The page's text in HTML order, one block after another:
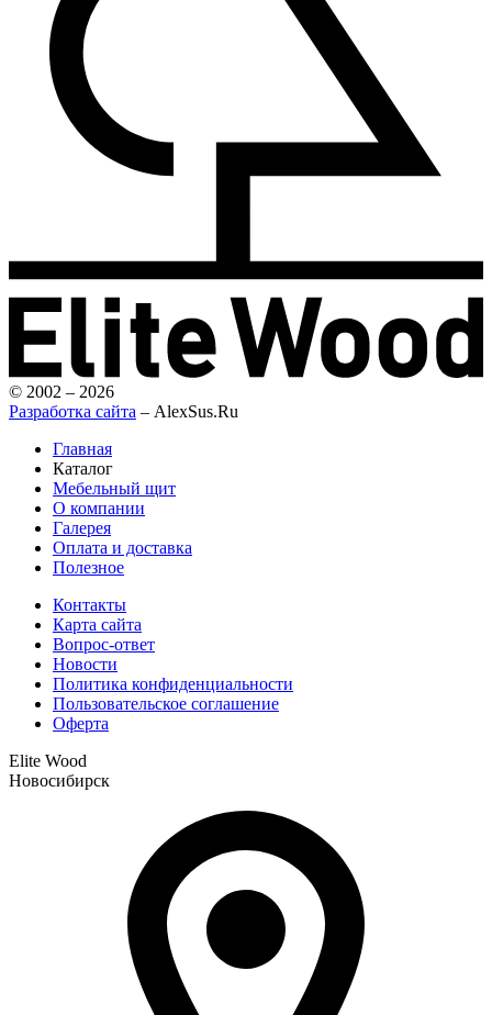
© 2002 – 2026
Разработка сайта – AlexSus.Ru
Главная
Каталог
Мебельный щит
О компании
Галерея
Оплата и доставка
Полезное
Контакты
Карта сайта
Вопрос-ответ
Новости
Политика конфиденциальности
Пользовательское соглашение
Оферта
Elite Wood
Новосибирск